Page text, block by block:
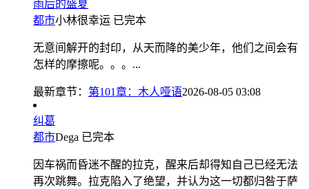
雨后的盛夏
都市小林很幸运 已完本
无意间解开的封印，从天而降的美少年，他们之间会有
怎样的摩擦呢。。。...
最新章节： 第101章：木人哑语2026-08-05 03:08
纠葛
都市Dega 已完本
因车祸而昏迷不醒的拉克，醒来后却得知自己已经无法
再次跳舞。拉克陷入了绝望，并认为这一切都归咎于萨